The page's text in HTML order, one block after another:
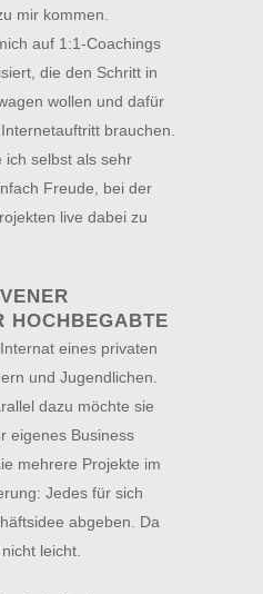
mir kommen.
auf 1:1-Coachings
die den Schritt in
wollen und dafür
brauchen.
ich selbst als sehr
Freude, bei der
live dabei zu
HOCHBEGABTE
eines privaten
und Jugendlichen.
dazu möchte sie
eigenes Business
mehrere Projekte im
Jedes für sich
abgeben. Da
leicht.